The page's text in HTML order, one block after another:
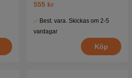
555 kr
Best. vara. Skickas om 2-5
vardagar
Köp